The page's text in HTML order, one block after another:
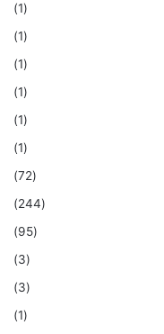
(1)
(1)
(1)
(1)
(1)
(1)
(72)
(244)
(95)
(3)
(3)
(1)